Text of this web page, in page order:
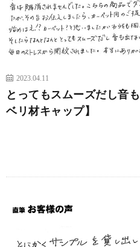
2023.04.11
とってもスムーズだし音
ベリ材キャップ】